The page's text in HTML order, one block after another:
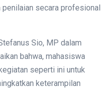
secara profesional
Sio, MP dalam
bahwa, mahasiswa
seperti ini untuk
keterampilan